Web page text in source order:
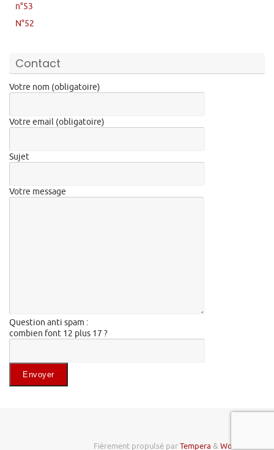
n°53
N°52
Contact
Votre nom (obligatoire)
Votre email (obligatoire)
Sujet
Votre message
Question anti spam :
combien font 12 plus 17 ?
Fièrement propulsé parTempera & WordPress.